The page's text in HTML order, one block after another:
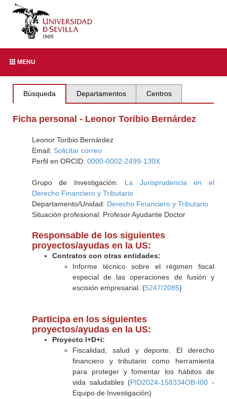
MENU
Búsqueda Departamentos Centros
Ficha personal - Leonor Toribio Bernárdez
Leonor Toribio Bernárdez
Email: Solicitar correo
Perfil en ORCID: 0000-0002-2499-130X
Grupo de Investigación: La Jurisprudencia en el
Derecho Financiero y Tributario
Departamento/Unidad: Derecho Financiero y Tributario
Situación profesional: Profesor Ayudante Doctor
Responsable de los siguientes
proyectos/ayudas en la US:
Contratos con otras entidades:
Informe técnico sobre el régimen fiscal
especial de las operaciones de fusión y
escisión empresarial. (5247/2085)
Participa en los siguientes
proyectos/ayudas en la US:
Proyecto I+D+i:
Fiscalidad, salud y deporte. El derecho
financiero y tributario como herramienta
para proteger y fomentar los hábitos de
vida saludables (PID2024-158334OB-I00 -
Equipo de Investigación)